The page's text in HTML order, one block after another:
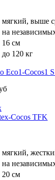
мягкий, выше
на
16 см
до 120 кг
Eco1-Cocos1
мягкий,
на
20 см